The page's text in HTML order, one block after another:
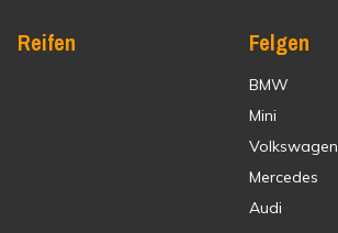
Reifen Felgen
BMW
Mini
Volkswagen
Mercedes
Audi